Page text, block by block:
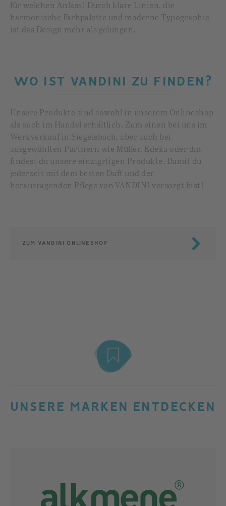
für welchen Anlass! Durch klare Linien, die
harmonische Farbpalette und moderne Typographie
ist das Design mehr als gelungen.
WO IST VANDINI ZU FINDEN?
Unsere Produkte sind sowohl in unserem Onlineshop
als auch im Handel erhältlich. Zum einen bei uns im
Werkverkauf in Siegelsbach, aber auch bei
ausgewählten Partnern wie Müller, Edeka oder dm
findest du unsere einzigrtigen Produkte. Damit du
jederzeit mit dem besten Duft und der
herausragenden Pflege von VANDINI versorgt bist!
ZUM VANDINI ONLINESHOP
UNSERE MARKEN ENTDECKEN